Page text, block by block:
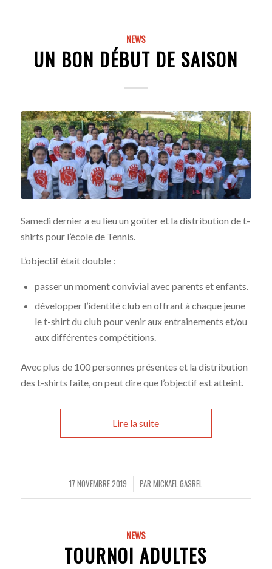
NEWS
UN BON DÉBUT DE SAISON
Samedi dernier a eu lieu un goûter et la distribution de t-
shirts pour l’école de Tennis.
L’objectif était double :
passer un moment convivial avec parents et enfants.
développer l’identité club en offrant à chaque jeune
le t-shirt du club pour venir aux entrainements et/ou
aux différentes compétitions.
Avec plus de 100 personnes présentes et la distribution
des t-shirts faite, on peut dire que l’objectif est atteint.
Lire la suite
17 NOVEMBRE 2019
/ PARMICKAEL GASREL
NEWS
TOURNOI ADULTES